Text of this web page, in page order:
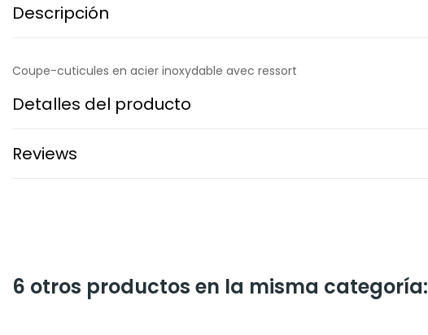
Descripción
Coupe-cuticules en acier inoxydable avec ressort
Detalles del producto
Reviews
6 otros productos en la misma categoría: